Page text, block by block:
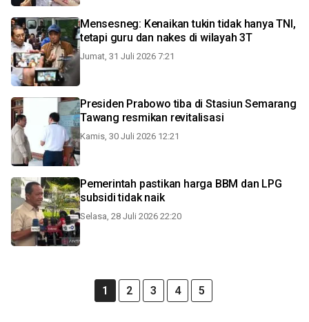
Mensesneg: Kenaikan tukin tidak hanya TNI,
tetapi guru dan nakes di wilayah 3T
Jumat, 31 Juli 2026 7:21
Presiden Prabowo tiba di Stasiun Semarang
Tawang resmikan revitalisasi
Kamis, 30 Juli 2026 12:21
Pemerintah pastikan harga BBM dan LPG
subsidi tidak naik
Selasa, 28 Juli 2026 22:20
1 2 3 4 5